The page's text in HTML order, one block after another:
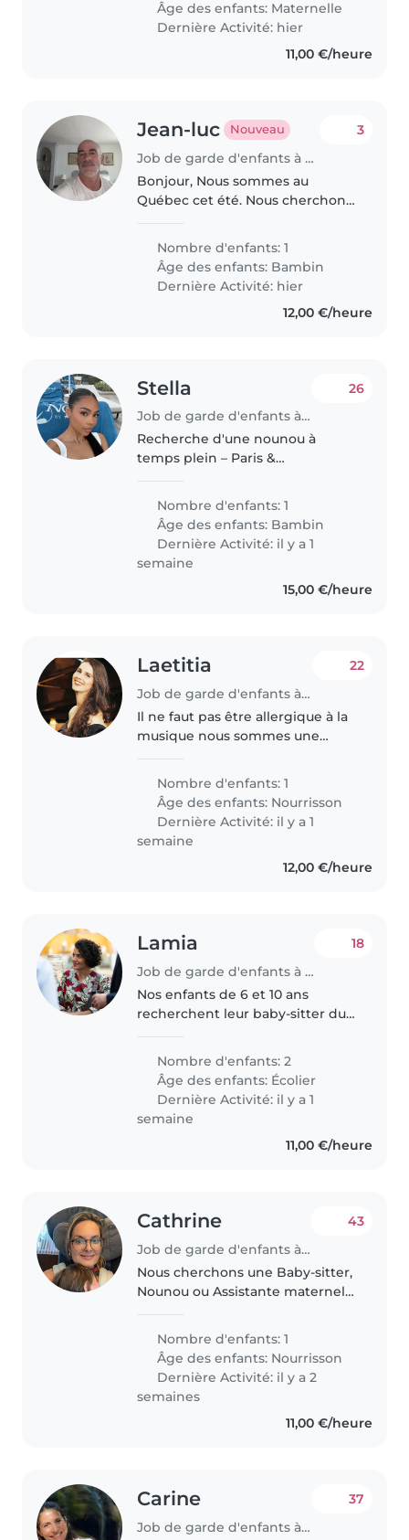
un quartier agréable et..
Âge des enfants: Maternelle
Dernière Activité: hier
11,00 €/heure
Jean-luc Nouveau
Job de garde d'enfants à Paris
3
Bonjour, Nous sommes au
Québec cet été. Nous cherchons
Nombre d'enfants: 1
Âge des enfants: Bambin
Dernière Activité: hier
12,00 €/heure
Stella
Job de garde d'enfants à Paris
26
Recherche d'une nounou à
temps plein – Paris &
recherche d'une nounou à
temps plein pour mon fils de 2
l'étranger. En règle..
Nombre d'enfants: 1
Âge des enfants: Bambin
Dernière Activité: il y a 1
semaine
15,00 €/heure
Laetitia
Job de garde d'enfants à Paris
22
Il ne faut pas être allergique à la
musique nous sommes une
pour des baby-sitting pendant
les répé
Nombre d'enfants: 1
Âge des enfants: Nourrisson
Dernière Activité: il y a 1
semaine
12,00 €/heure
Lamia
Job de garde d'enfants à Paris
18
Nos enfants de 6 et 10 ans
recherchent leur baby-sitter du
venir Il s'agit de les récupérer les
lundis, mardis et jeudis à l'école à
16h30 jusqu'à..
Nombre d'enfants: 2
Âge des enfants: Écolier
Dernière Activité: il y a 1
semaine
11,00 €/heure
Cathrine
Job de garde d'enfants à Paris
43
Nous cherchons une Baby-sitter,
Nounou ou Assistante maternelle
bébé de 11 mois pour 1 semaine
en août et potentiellement aussi
de manière continue
ponctuellement..
Nombre d'enfants: 1
Âge des enfants: Nourrisson
Dernière Activité: il y a 2
semaines
11,00 €/heure
Carine
Job de garde d'enfants à Paris
37